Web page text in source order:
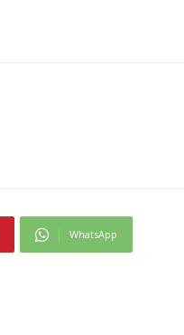
WhatsApp